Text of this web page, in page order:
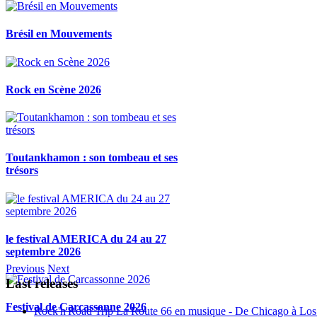
Brésil en Mouvements
Rock en Scène 2026
Toutankhamon : son tombeau et ses
trésors
le festival AMERICA du 24 au 27
septembre 2026
Festival de Carcassonne 2026
Previous Next
Last releases
Rock'n'Road Trip La Route 66 en musique - De Chicago à